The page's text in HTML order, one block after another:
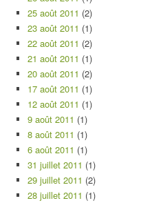
25 août 2011 (2)
23 août 2011 (1)
22 août 2011 (2)
21 août 2011 (1)
20 août 2011 (2)
17 août 2011 (1)
12 août 2011 (1)
9 août 2011 (1)
8 août 2011 (1)
6 août 2011 (1)
31 juillet 2011 (1)
29 juillet 2011 (2)
28 juillet 2011 (1)